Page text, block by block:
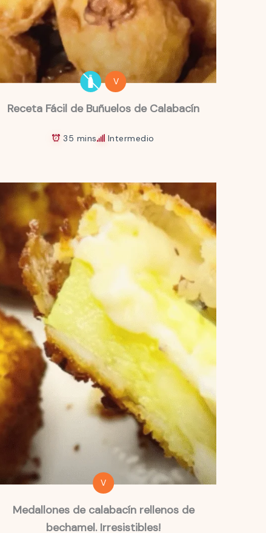
V
Receta Fácil de Buñuelos de Calabacín
35 mins Intermedio
V
Medallones de calabacín rellenos de
bechamel. Irresistibles!